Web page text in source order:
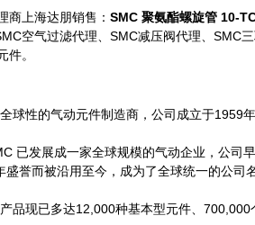
商上海达朋销售： SMC 聚氨酯螺旋管 10-
空气过滤代理、SMC减压阀代理、SMC
件。
球性的气动元件制造商，公司成立于1959
已发展成一家全球规模的气动企业，公司
盛誉而被沿用至今，成为了全球统一的公司名
品现已多达12,000种基本型元件、700,000